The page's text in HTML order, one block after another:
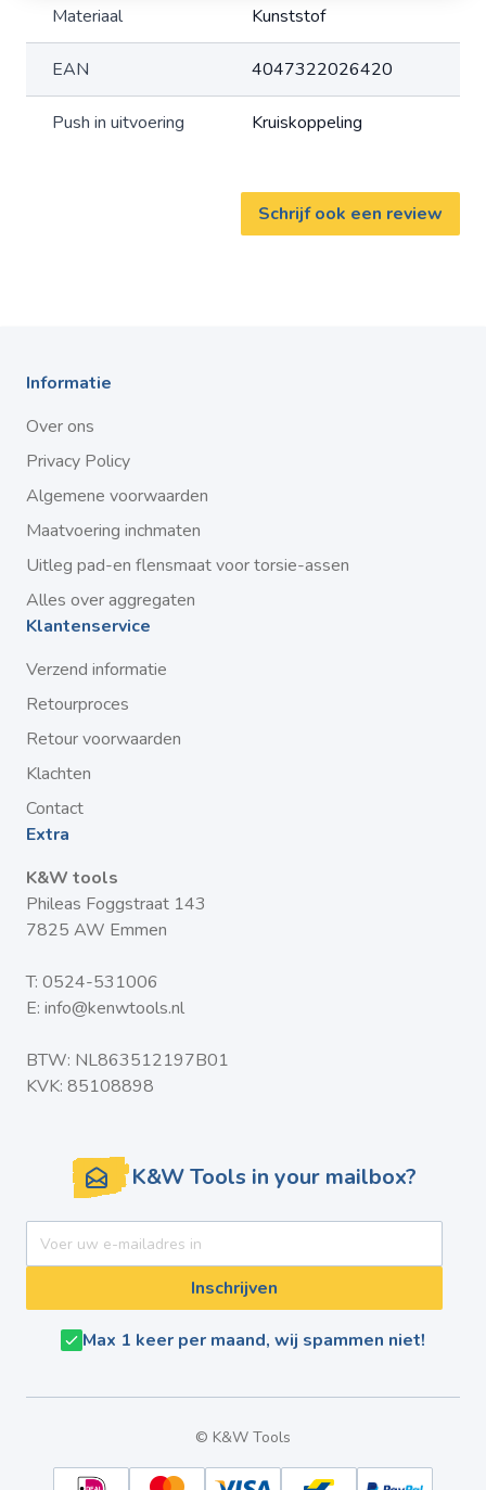
Materiaal Kunststof
EAN 4047322026420
Push in uitvoering Kruiskoppeling
Schrijf ook een review
Informatie
Over ons
Privacy Policy
Algemene voorwaarden
Maatvoering inchmaten
Uitleg pad-en flensmaat voor torsie-assen
Alles over aggregaten
Klantenservice
Verzend informatie
Retourproces
Retour voorwaarden
Klachten
Contact
Extra
K&W tools
Phileas Foggstraat 143
7825 AW Emmen
T: 0524-531006
E: info@kenwtools.nl
BTW: NL863512197B01
KVK: 85108898
K&W Tools in your mailbox?
Inschrijven
Max 1 keer per maand, wij spammen niet!
© K&W Tools